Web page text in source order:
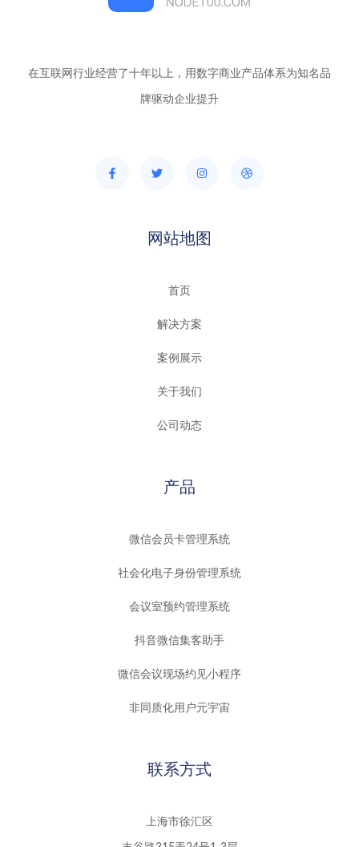
在互联网行业经营了十年以上，用数字商业产品体系为知名品
牌驱动企业提升
网站地图
首页
解决方案
案例展示
关于我们
公司动态
产品
微信会员卡管理系统
社会化电子身份管理系统
会议室预约管理系统
抖音微信集客助手
微信会议现场约见小程序
非同质化用户元宇宙
联系方式
上海市徐汇区